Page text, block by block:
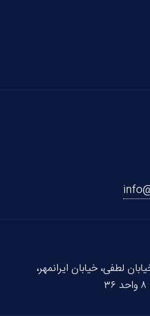
خیابان لطفی، خیابان ایرانمهر،